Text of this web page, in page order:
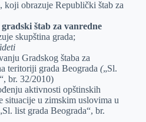
, koji obrazuje Republički štab za
gradski štab za vanredne
skupština grada;
Gradskog štaba za
teritoriji grada Beograda („Sl.
br. 32/2010)
aktivnosti opštinskih
situacije u zimskim uslovima u
list grada Beograda“, br.